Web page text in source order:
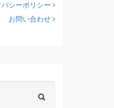
バシーポリシー
お問い合わせ